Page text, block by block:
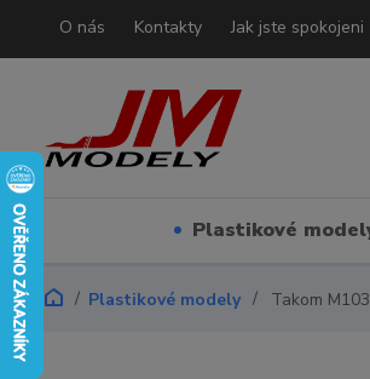
O nás Kontakty Jak jste spokojeni
Plastikové
Plastikové modely Takom